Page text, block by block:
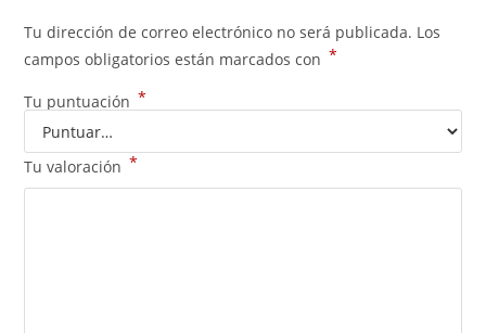
Tu dirección de correo electrónico no será publicada. Los
campos obligatorios están marcados con *
Tu puntuación *
Tu valoración *